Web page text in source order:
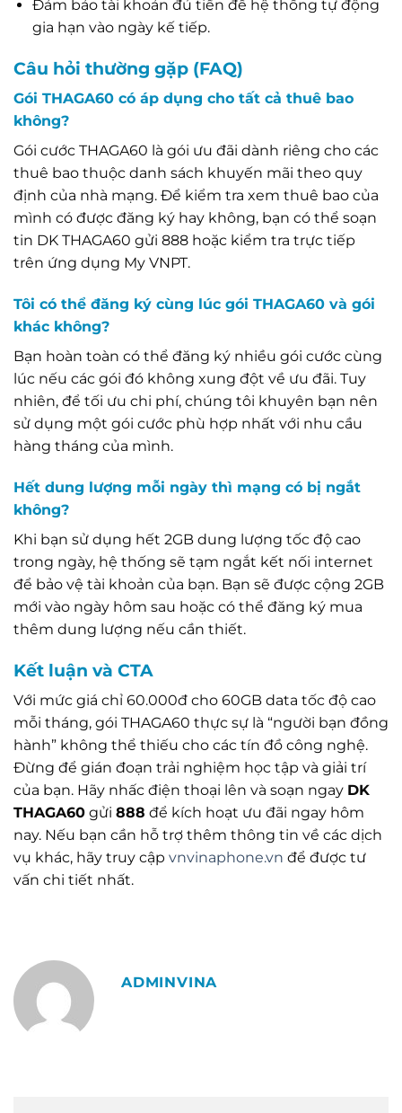
Đảm bảo tài khoản đủ tiền để hệ thống tự động
gia hạn vào ngày kế tiếp.
Câu hỏi thường gặp (FAQ)
Gói THAGA60 có áp dụng cho tất cả thuê bao
không?
Gói cước THAGA60 là gói ưu đãi dành riêng cho các
thuê bao thuộc danh sách khuyến mãi theo quy
định của nhà mạng. Để kiểm tra xem thuê bao của
mình có được đăng ký hay không, bạn có thể soạn
tin DK THAGA60 gửi 888 hoặc kiểm tra trực tiếp
trên ứng dụng My VNPT.
Tôi có thể đăng ký cùng lúc gói THAGA60 và gói
khác không?
Bạn hoàn toàn có thể đăng ký nhiều gói cước cùng
lúc nếu các gói đó không xung đột về ưu đãi. Tuy
nhiên, để tối ưu chi phí, chúng tôi khuyên bạn nên
sử dụng một gói cước phù hợp nhất với nhu cầu
hàng tháng của mình.
Hết dung lượng mỗi ngày thì mạng có bị ngắt
không?
Khi bạn sử dụng hết 2GB dung lượng tốc độ cao
trong ngày, hệ thống sẽ tạm ngắt kết nối internet
để bảo vệ tài khoản của bạn. Bạn sẽ được cộng 2GB
mới vào ngày hôm sau hoặc có thể đăng ký mua
thêm dung lượng nếu cần thiết.
Kết luận và CTA
Với mức giá chỉ 60.000đ cho 60GB data tốc độ cao
mỗi tháng, gói THAGA60 thực sự là “người bạn đồng
hành” không thể thiếu cho các tín đồ công nghệ.
Đừng để gián đoạn trải nghiệm học tập và giải trí
của bạn. Hãy nhấc điện thoại lên và soạn ngay DK
THAGA60 gửi 888 để kích hoạt ưu đãi ngay hôm
nay. Nếu bạn cần hỗ trợ thêm thông tin về các dịch
vụ khác, hãy truy cập vnvinaphone.vn để được tư
vấn chi tiết nhất.
ADMINVINA